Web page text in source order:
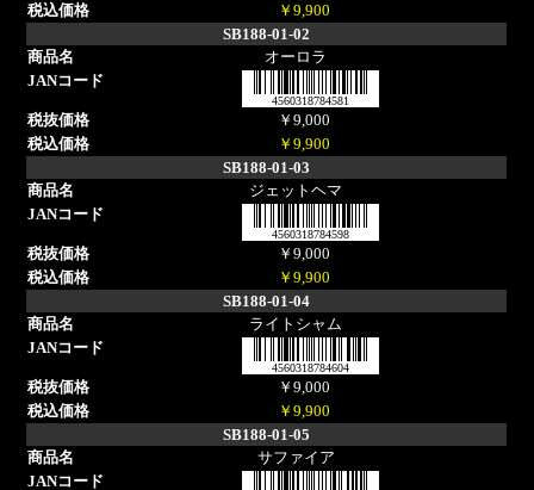
￥9,900
SB188-01-02
オーロラ
4560318784581
￥9,000
￥9,900
SB188-01-03
ジェットヘマ
4560318784598
￥9,000
￥9,900
SB188-01-04
ライトシャム
4560318784604
￥9,000
￥9,900
SB188-01-05
サファイア